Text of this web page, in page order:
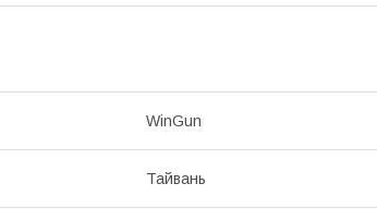
WinGun
Тайвань